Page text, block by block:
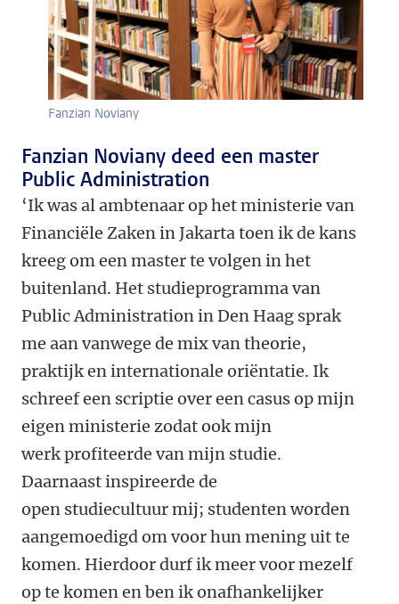
Fanzian Noviany
Fanzian Noviany deed een master
Public Administration
‘Ik was al ambtenaar op het ministerie van
Financiële Zaken in Jakarta toen ik de kans
kreeg om een master te volgen in het
buitenland. Het studieprogramma van
Public Administration in Den Haag sprak
me aan vanwege de mix van theorie,
praktijk en internationale oriëntatie. Ik
schreef een scriptie over een casus op mijn
eigen ministerie zodat ook mijn
werk profiteerde van mijn studie.
Daarnaast inspireerde de
open studiecultuur mij; studenten worden
aangemoedigd om voor hun mening uit te
komen. Hierdoor durf ik meer voor mezelf
op te komen en ben ik onafhankelijker